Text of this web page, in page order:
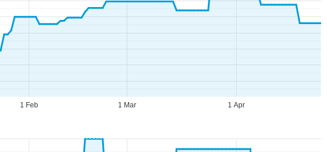
1 Feb 1 Mar 1 Apr